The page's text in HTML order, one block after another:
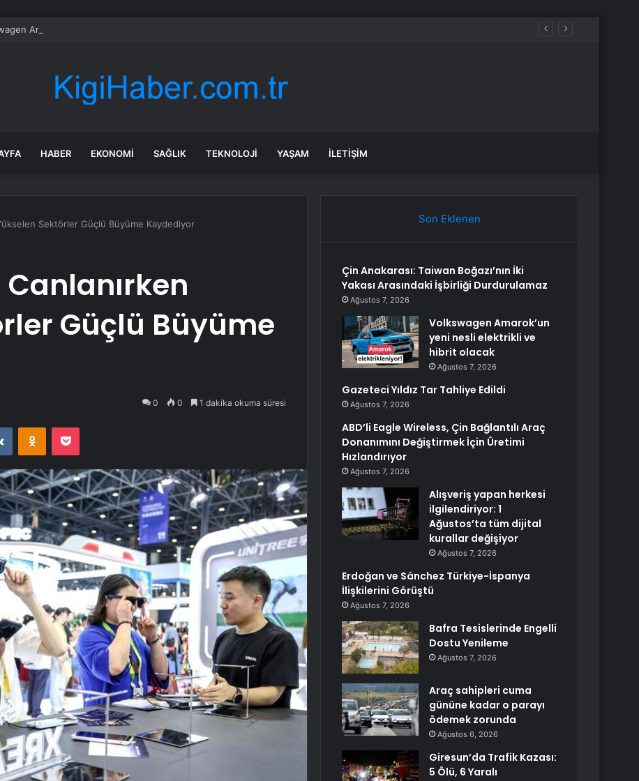
Amarok’un yeni nesli elektrikli ve hibrit olacak
HABER EKONOMI SAĞLIK TEKNOLOJI YAŞAM İLETIŞIM
Sektörler Güçlü Büyüme Kaydediyor
Güçlü Büyüme
0 0 1 dakika okuma süresi
VKontakteOdnoklassniki
Pocket
Son Eklenen
Çin Anakarası: Taiwan Boğazı’nın İki
Yakası Arasındaki İşbirliği Durdurulamaz
Ağustos 7, 2026
Volkswagen Amarok’un
yeni nesli elektrikli ve
hibrit olacak
Ağustos 7, 2026
Gazeteci Yıldız Tar Tahliye Edildi
Ağustos 7, 2026
ABD’li Eagle Wireless, Çin Bağlantılı Araç
Donanımını Değiştirmek İçin Üretimi
Hızlandırıyor
Ağustos 7, 2026
Alışveriş yapan herkesi
ilgilendiriyor: 1
Ağustos’ta tüm dijital
kurallar değişiyor
Ağustos 7, 2026
Erdoğan ve Sánchez Türkiye-İspanya
İlişkilerini Görüştü
Ağustos 7, 2026
Bafra Tesislerinde Engelli
Dostu Yenileme
Ağustos 7, 2026
Araç sahipleri cuma
gününe kadar o parayı
ödemek zorunda
Ağustos 6, 2026
Giresun’da Trafik Kazası:
5 Ölü, 6 Yaralı